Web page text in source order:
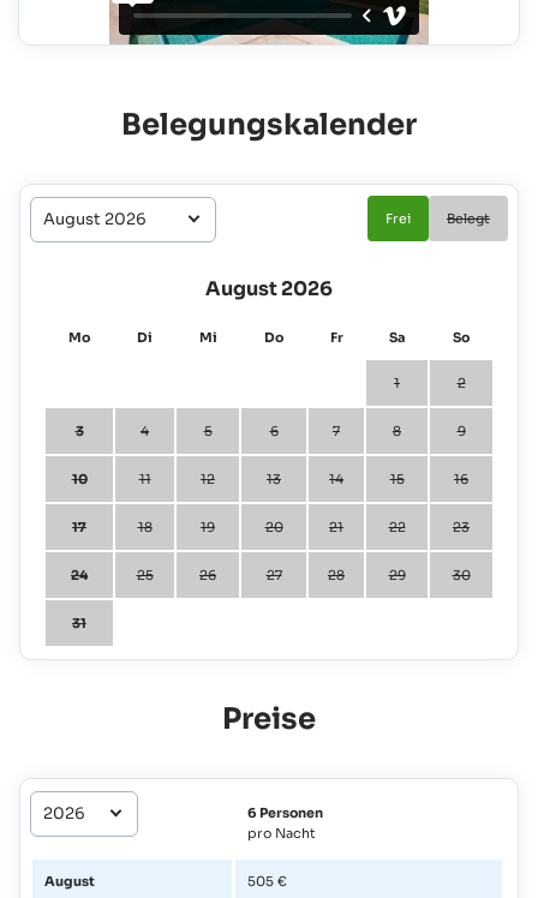
Belegungskalender
Frei Belegt
August 2026
Mo Di Mi Do Fr Sa So
1 2
3 4 5 6 7 8 9
10 11 12 13 14 15 16
17 18 19 20 21 22 23
24 25 26 27 28 29 30
31
Preise
6 Personen
pro Nacht
August 505 €